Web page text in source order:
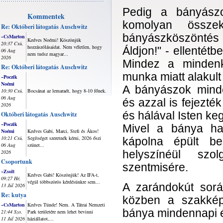
Kommentek
Re: Októberi látogatás Auschwitz
~CsMarton
20:37 Csü,
06 Aug
2026
Kedves Noémi! Köszönjük
hozzászólásaidat. Nem véletlen, hogy
nem tudsz magyar...
Re: Októberi látogatás Auschwitz
~Poczik
Noémi
10:30 Csü,
06 Aug
2026
Bocsánat az lemaradt, hogy 8-10 főnek.
Októberi látogatás Auschwitz
~Poczik
Noémi
10:21 Csü,
06 Aug
2026
Kedves Gabi, Marci, Stefi és Ákos!
Segítséget szeretnék kérni, 2026 őszi
szünet...
Csoportunk
~Zsolt
09:27 Hé,
13 Júl 2026
Kedves Gabi! Köszönjük! Az IFA-t,
végül többszörös kérdésünkre sem...
Re: kutya
~CsMarton
21:44 Szo,
11 Júl 2026
Kedves Tünde! Nem. A Tátrai Nemzeti
Park területére nem lehet bevinni
háziállatot,...
Pedig a
komolyan
Áldjon!" -
Mindez a
munka miatt alakult
A bányászok
és azzal is
és hálával Isten
Mivel a bánya
kápolna épült
helyszínéül
szentmisére.
A zarándokút
közben a
bánya mindennapi